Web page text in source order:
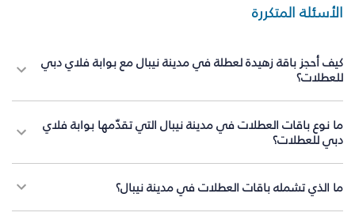
الأسئلة المتكررة
كيف أحجز باقة زهيدة لعطلة في مدينة نيبال مع بوابة فلاي دبي
للعطلات؟
ما نوع باقات العطلات في مدينة نيبال التي تقدّمها بوابة فلاي
دبي للعطلات؟
ما الذي تشمله باقات العطلات في مدينة نيبال؟